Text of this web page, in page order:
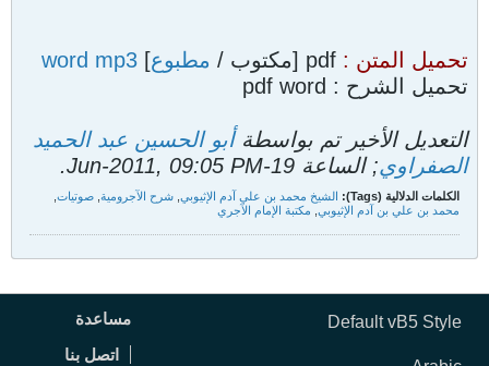
تحميل المتن : مطبوع]
word mp3
تحميل الشرح : pdf word
التعديل الأخير تم بواسطةأبو الحسين عبد الحميد
الصفراوي; الساعة 19-Jun-2011, 09:05 PM
.
الكلمات الدلالية (Tags): الشيخ محمد بن علي آدم الإثيوبي شرح الآجرومية صوتيات
محمد بن علي بن آدم الإثيوبي مكتبة الإمام الآجري
Default vB5 Style
مساعدة
اتصل بنا